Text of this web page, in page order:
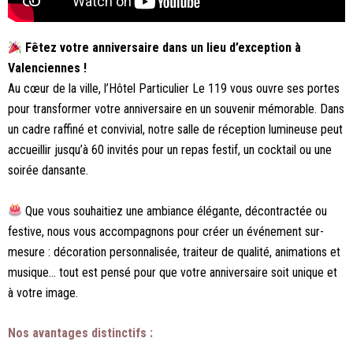
Fêtez votre anniversaire dans un lieu d’exception à
Valenciennes !
Au cœur de la ville, l’Hôtel Particulier Le 119 vous ouvre ses portes
pour transformer votre anniversaire en un souvenir mémorable. Dans
un cadre raffiné et convivial, notre salle de réception lumineuse peut
accueillir jusqu’à 60 invités pour un repas festif, un cocktail ou une
soirée dansante.
Que vous souhaitiez une ambiance élégante, décontractée ou
festive, nous vous accompagnons pour créer un événement sur-
mesure : décoration personnalisée, traiteur de qualité, animations et
musique… tout est pensé pour que votre anniversaire soit unique et
à votre image.
Nos avantages distinctifs :